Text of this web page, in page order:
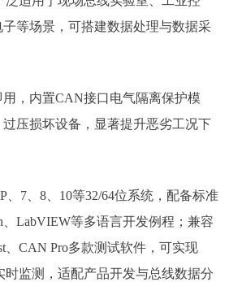
等场景，可搭建数据处理与数据采
，内置CAN接口电气隔离保护模
压损坏设备，显著提升恶劣工况下
、7、8、10等32/64位系统，配备标准
、LabVIEW等多语言开发例程；兼容
、CAN Pro多款测试软件，可实现
监测，适配产品开发与总线数据分